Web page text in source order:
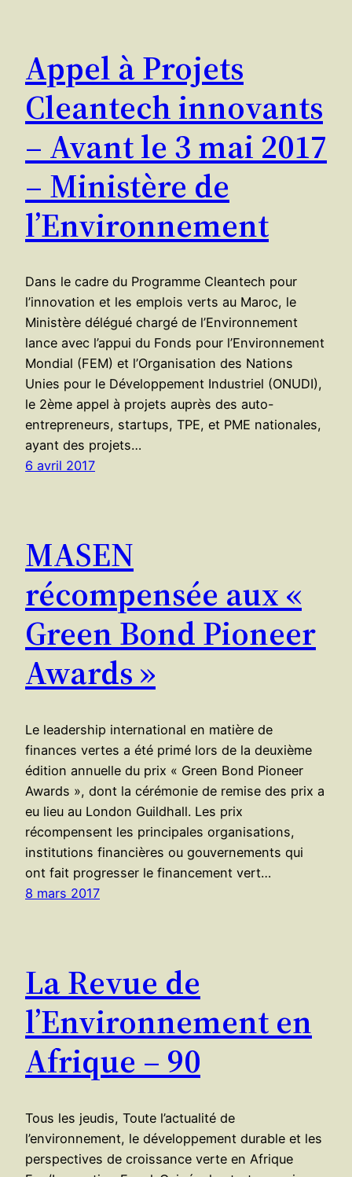
Appel à Projets
Cleantech innovants
– Avant le 3 mai 2017
– Ministère de
l’Environnement
Dans le cadre du Programme Cleantech pour
l’innovation et les emplois verts au Maroc, le
Ministère délégué chargé de l’Environnement
lance avec l’appui du Fonds pour l’Environnement
Mondial (FEM) et l’Organisation des Nations
Unies pour le Développement Industriel (ONUDI),
le 2ème appel à projets auprès des auto-
entrepreneurs, startups, TPE, et PME nationales,
ayant des projets…
6 avril 2017
MASEN
récompensée aux «
Green Bond Pioneer
Awards »
Le leadership international en matière de
finances vertes a été primé lors de la deuxième
édition annuelle du prix « Green Bond Pioneer
Awards », dont la cérémonie de remise des prix a
eu lieu au London Guildhall. Les prix
récompensent les principales organisations,
institutions financières ou gouvernements qui
ont fait progresser le financement vert…
8 mars 2017
La Revue de
l’Environnement en
Afrique – 90
Tous les jeudis, Toute l’actualité de
l’environnement, le développement durable et les
perspectives de croissance verte en Afrique